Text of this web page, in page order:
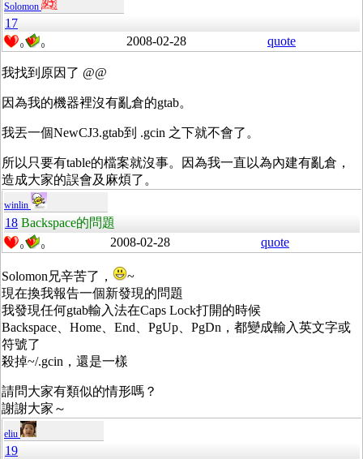
Solomon
17
0 0 2008-02-28 quote
我找到原因了 @@
因為我的機器裡沒有亂倉的gtab。
我丟一個NewCJ3.gtab到 .gcin 之下就不會了。
所以只要有table的檔案就沒事。因為我一直以為內建有亂倉，
造成大家的誤會及麻煩了。
winlin
18 Backspace的問題
0 0 2008-02-28 quote
Solomon兄辛苦了，
~
現在換我報告一個新發現的問題
我發現任何gtab輸入法在Caps Lock打開的時候
Backspace、Home、End、PgUp、PgDn，都變成輸入英文字或
符號了
殺掉~/.gcin，還是一樣
請問大家有類似的情形嗎？
謝謝大家～
eliu
19